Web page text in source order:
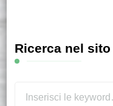
Ricerca nel sito